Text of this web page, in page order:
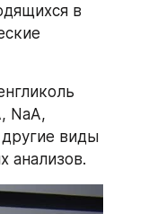
в
NaA,
другие виды
анализов.